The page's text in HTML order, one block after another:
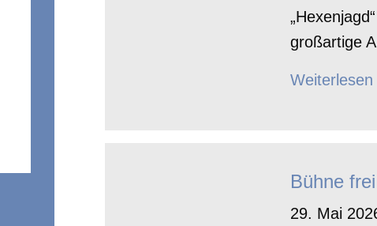
großartige
Weiterlesen
Bühne frei
29. Mai